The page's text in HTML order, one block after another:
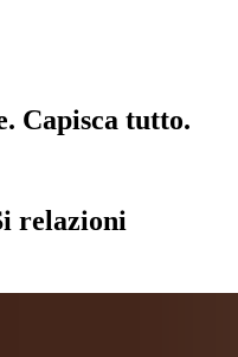
Capisca tutto.
relazioni